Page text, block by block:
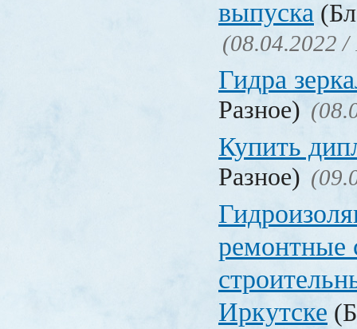
выпуска
(08.04.2022 /
Гидра
Разное)
Купить
Разное)
ремонтные
Иркутске